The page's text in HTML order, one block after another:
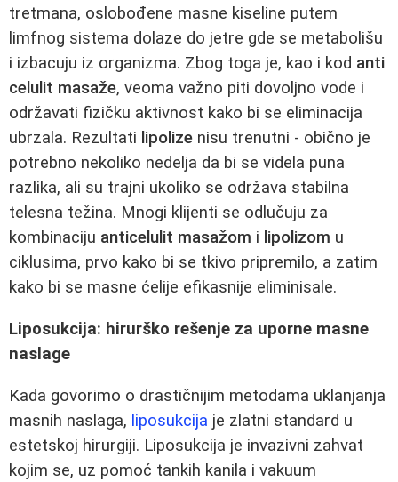
tretmana, oslobođene masne kiseline putem
limfnog sistema dolaze do jetre gde se metabolišu
i izbacuju iz organizma. Zbog toga je, kao i kod anti
celulit masaže, veoma važno piti dovoljno vode i
održavati fizičku aktivnost kako bi se eliminacija
ubrzala. Rezultati lipolize nisu trenutni - obično je
potrebno nekoliko nedelja da bi se videla puna
razlika, ali su trajni ukoliko se održava stabilna
telesna težina. Mnogi klijenti se odlučuju za
kombinaciju anticelulit masažom i lipolizom u
ciklusima, prvo kako bi se tkivo pripremilo, a zatim
kako bi se masne ćelije efikasnije eliminisale.
Liposukcija: hirurško rešenje za uporne masne
naslage
Kada govorimo o drastičnijim metodama uklanjanja
masnih naslaga, liposukcija je zlatni standard u
estetskoj hirurgiji. Liposukcija je invazivni zahvat
kojim se, uz pomoć tankih kanila i vakuum